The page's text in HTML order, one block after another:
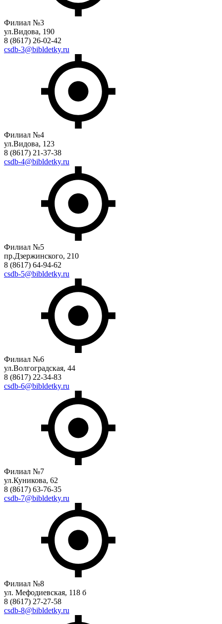
Филиал №3
ул.Видова, 190
8 (8617) 26-02-42
csdb-3@bibldetky.ru
Филиал №4
ул.Видова, 123
8 (8617) 21-37-38
csdb-4@bibldetky.ru
Филиал №5
пр.Дзержинского, 210
8 (8617) 64-94-62
csdb-5@bibldetky.ru
Филиал №6
ул.Волгоградская, 44
8 (8617) 22-34-83
csdb-6@bibldetky.ru
Филиал №7
ул.Куникова, 62
8 (8617) 63-76-35
csdb-7@bibldetky.ru
Филиал №8
ул. Мефодиевская, 118 б
8 (8617) 27-27-58
csdb-8@bibldetky.ru